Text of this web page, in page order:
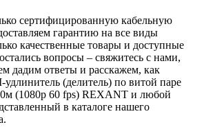
сертифицированную кабельную
гарантию на все виды
качественные товары и доступные
вопросы – свяжитесь с нами,
дадим ответы и расскажем, как
(делитель) по витой паре
(1080p 60 fps) REXANT и любой
в каталоге нашего